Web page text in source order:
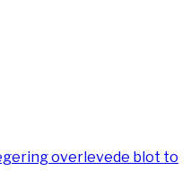
overlevede blot to